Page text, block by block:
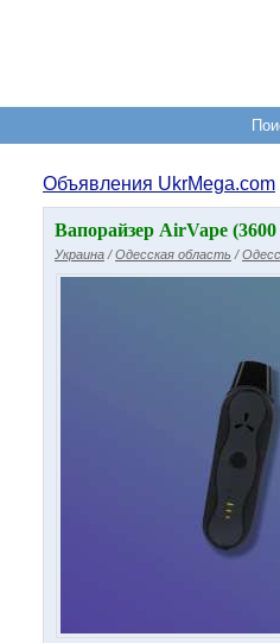
Объявления UkrMega.com
Вапорайзер AirVape
Украина /Одесская область /